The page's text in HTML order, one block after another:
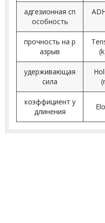
адгезионная сп
особность
прочность на р
азрыв
удерживающая
сила
коэффициент у
длинения